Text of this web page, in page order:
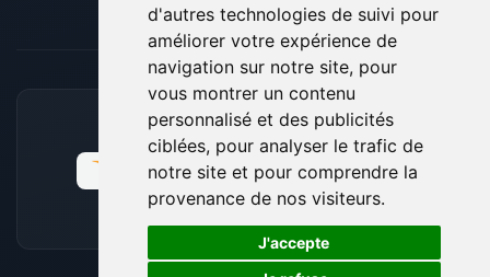
d'autres technologies de suivi pour
améliorer votre expérience de
navigation sur notre site, pour
vous montrer un contenu
personnalisé et des publicités
ciblées, pour analyser le trafic de
notre site et pour comprendre la
provenance de nos visiteurs.
J'accepte
MOYENS DE PAIEMENT ACCEPTÉS
🍪